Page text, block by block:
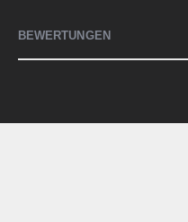
BEWERTUNGEN